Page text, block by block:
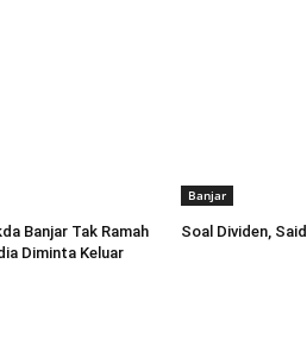
Banjar Tak Ramah
Diminta Keluar
Banjar
Soal Dividen,